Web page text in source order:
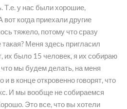
Т.е. у нас были хорошие,
когда приехали другие
тяжело, потому что сразу
Меня здесь пригласил
их было 15 человек, я их собираю
мы будем делать, на меня
и в конце откровенно говорят, что
И мы вообще не собираемся
Это все, что вы хотели